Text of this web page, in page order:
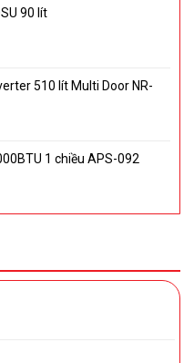
90 lít
510 lít Multi Door NR-
1 chiều APS-092